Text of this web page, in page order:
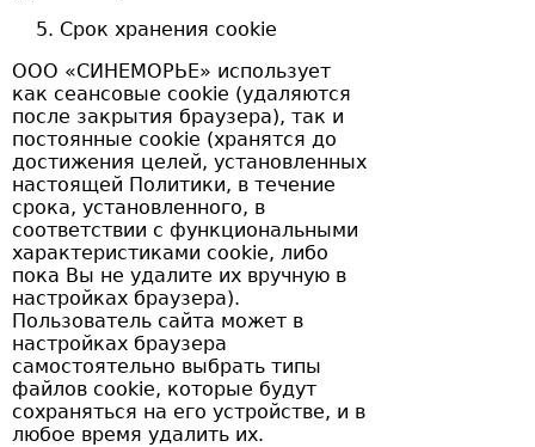
Срок хранения cookie
ООО «СИНЕМОРЬЕ» использует
как сеансовые cookie (удаляются
после закрытия браузера), так и
постоянные cookie (хранятся до
достижения целей, установленных
настоящей Политики, в течение
срока, установленного, в
соответствии с функциональными
характеристиками cookie, либо
пока Вы не удалите их вручную в
настройках браузера).
Пользователь сайта может в
настройках браузера
самостоятельно выбрать типы
файлов cookie, которые будут
сохраняться на его устройстве, и в
любое время удалить их.